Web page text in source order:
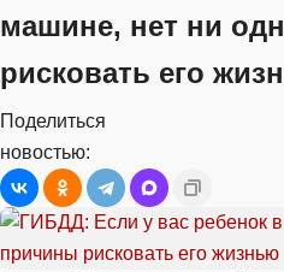
машине, нет ни
рисковать его
Поделиться
новостью: